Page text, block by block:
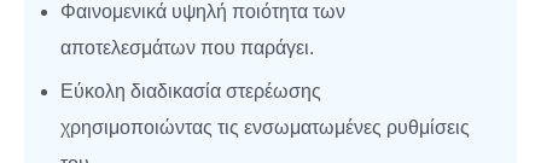
Φαινομενικά υψηλή ποιότητα των
αποτελεσμάτων που παράγει.
Εύκολη διαδικασία στερέωσης
χρησιμοποιώντας τις ενσωματωμένες ρυθμίσεις